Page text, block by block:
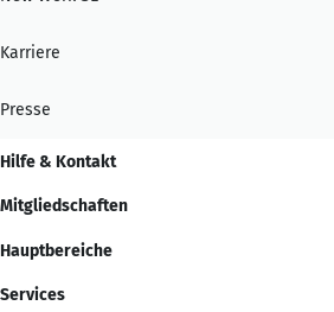
Karriere
Presse
Hilfe & Kontakt
Mitgliedschaften
Hauptbereiche
Services